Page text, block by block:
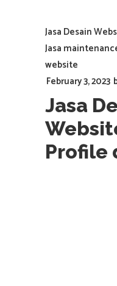
Jasa Desain
Jasa
website
February 3, 2023
Jasa
Profile